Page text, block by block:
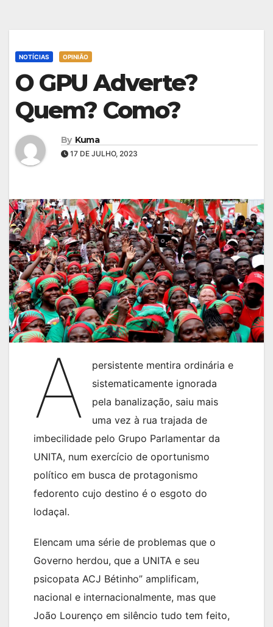
NOTÍCIAS OPINIÃO
O GPU Adverte?
Quem? Como?
By Kuma
17 DE JULHO, 2023
A
persistente mentira ordinária e
sistematicamente ignorada
pela banalização, saiu mais
uma vez à rua trajada de
imbecilidade pelo Grupo Parlamentar da
UNITA, num exercício de oportunismo
político em busca de protagonismo
fedorento cujo destino é o esgoto do
lodaçal.
Elencam uma série de problemas que o
Governo herdou, que a UNITA e seu
psicopata ACJ Bétinho” amplificam,
nacional e internacionalmente, mas que
João Lourenço em silêncio tudo tem feito,